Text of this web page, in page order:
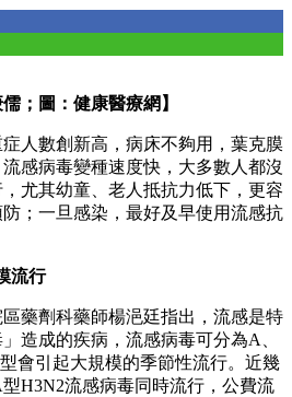
；圖：健康醫療網】
人數創新高，病床不夠用，葉克膜
感病毒變種速度快，大多數人都沒
尤其幼童、老人抵抗力低下，更容
；一旦感染，最好及早使用流感抗
流行
藥劑科藥師楊浥廷指出，流感是特
造成的疾病，流感病毒可分為A、
會引起大規模的季節性流行。近幾
H3N2流感病毒同時流行，公費流